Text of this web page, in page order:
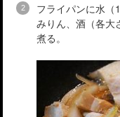
フライパンに水（
みりん、酒（各
煮る。